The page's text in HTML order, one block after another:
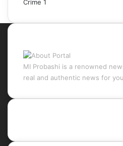
Crime 1
MI Probashi is a renowned
real and authentic news for